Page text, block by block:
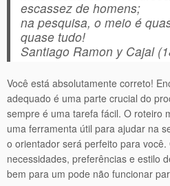
escassez de homens;
na pesquisa, o meio é
quase tudo!
Santiago Ramon y Cajal
Você está absolutamente correto!
adequado é uma parte crucial do
sempre é uma tarefa fácil. O roteiro
uma ferramenta útil para ajudar na
o orientador será perfeito para
necessidades, preferências e estilo
bem para um pode não funcionar